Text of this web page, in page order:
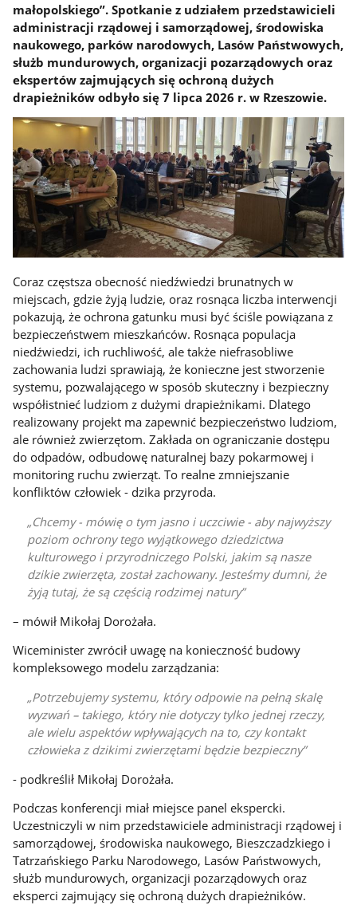
małopolskiego”. Spotkanie z udziałem przedstawicieli
administracji rządowej i samorządowej, środowiska
naukowego, parków narodowych, Lasów Państwowych,
służb mundurowych, organizacji pozarządowych oraz
ekspertów zajmujących się ochroną dużych
drapieżników odbyło się 7 lipca 2026 r. w Rzeszowie.
Coraz częstsza obecność niedźwiedzi brunatnych w
miejscach, gdzie żyją ludzie, oraz rosnąca liczba interwencji
pokazują, że ochrona gatunku musi być ściśle powiązana z
bezpieczeństwem mieszkańców. Rosnąca populacja
niedźwiedzi, ich ruchliwość, ale także niefrasobliwe
zachowania ludzi sprawiają, że konieczne jest stworzenie
systemu, pozwalającego w sposób skuteczny i bezpieczny
współistnieć ludziom z dużymi drapieżnikami. Dlatego
realizowany projekt ma zapewnić bezpieczeństwo ludziom,
ale również zwierzętom. Zakłada on ograniczanie dostępu
do odpadów, odbudowę naturalnej bazy pokarmowej i
monitoring ruchu zwierząt. To realne zmniejszanie
konfliktów człowiek - dzika przyroda.
Chcemy - mówię o tym jasno i uczciwie - aby najwyższy
poziom ochrony tego wyjątkowego dziedzictwa
kulturowego i przyrodniczego Polski, jakim są nasze
dzikie zwierzęta, został zachowany. Jesteśmy dumni, że
żyją tutaj, że są częścią rodzimej natury
– mówił Mikołaj Dorożała.
Wiceminister zwrócił uwagę na konieczność budowy
kompleksowego modelu zarządzania:
Potrzebujemy systemu, który odpowie na pełną skalę
wyzwań – takiego, który nie dotyczy tylko jednej rzeczy,
ale wielu aspektów wpływających na to, czy kontakt
człowieka z dzikimi zwierzętami będzie bezpieczny
- podkreślił Mikołaj Dorożała.
Podczas konferencji miał miejsce panel ekspercki.
Uczestniczyli w nim przedstawiciele administracji rządowej i
samorządowej, środowiska naukowego, Bieszczadzkiego i
Tatrzańskiego Parku Narodowego, Lasów Państwowych,
służb mundurowych, organizacji pozarządowych oraz
eksperci zajmujący się ochroną dużych drapieżników.